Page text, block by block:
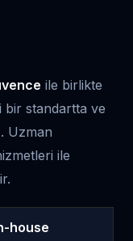
ile birlikte
bir standartta ve
Uzman
ile
house